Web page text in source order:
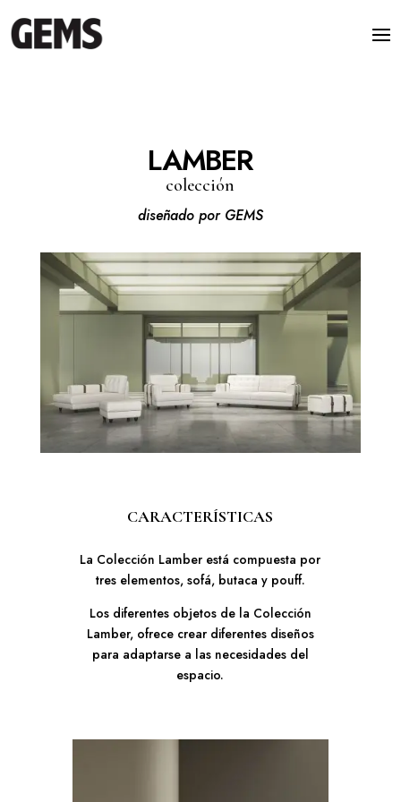
LAMBER
colección
diseñado por GEMS
CARACTERÍSTICAS
La Colección Lamber está compuesta por
tres elementos, sofá, butaca y pouff.
Los diferentes objetos de la Colección
Lamber, ofrece crear diferentes diseños
para adaptarse a las necesidades del
espacio.